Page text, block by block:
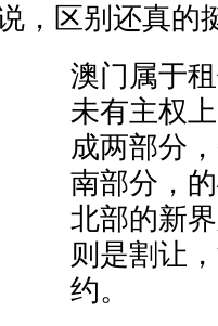
，区别还真的
澳门属于
未有主权
成两部分
南部分，
北部的新
则是割让
约。